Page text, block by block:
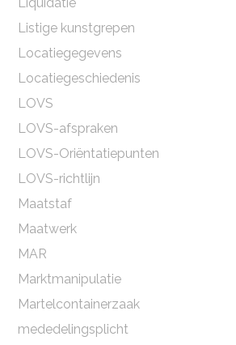
Listige kunstgrepen
Locatiegegevens
Locatiegeschiedenis
LOVS
LOVS-afspraken
LOVS-Oriëntatiepunten
LOVS-richtlijn
Maatstaf
Maatwerk
MAR
Marktmanipulatie
Martelcontainerzaak
mededelingsplicht